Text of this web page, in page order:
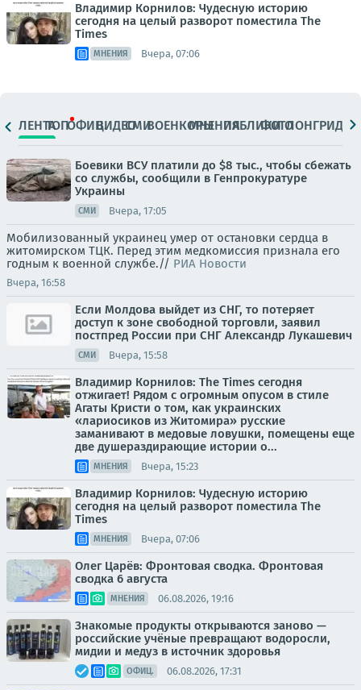
Владимир Корнилов: Чудесную историю
сегодня на целый разворот поместила The
Times
МНЕНИЯ Вчера, 07:06
ЛЕНТАТОПОФИЦ.ВИДЕОСМИВОЕНКОРЫМНЕНИЯПАБЛИКИ
ФОТОЛОНГРИДЫ
Боевики ВСУ платили до $8 тыс., чтобы сбежать
со службы, сообщили в Генпрокуратуре
Украины
СМИ Вчера, 17:05
Мобилизованный украинец умер от остановки сердца в
житомирском ТЦК. Перед этим медкомиссия признала его
годным к военной службе.// РИА Новости
Вчера, 16:58
Если Молдова выйдет из СНГ, то потеряет
доступ к зоне свободной торговли, заявил
постпред России при СНГ Александр Лукашевич
СМИ Вчера, 15:58
Владимир Корнилов: The Times сегодня
отжигает! Рядом с огромным опусом в стиле
Агаты Кристи о том, как украинских
«лариосиков из Житомира» русские
заманивают в медовые ловушки, помещены еще
две душераздирающие истории о...
МНЕНИЯ Вчера, 15:23
Владимир Корнилов: Чудесную историю
сегодня на целый разворот поместила The
Times
МНЕНИЯ Вчера, 07:06
Олег Царёв: Фронтовая сводка. Фронтовая
сводка 6 августа
МНЕНИЯ 06.08.2026, 19:16
Знакомые продукты открываются заново —
российские учёные превращают водоросли,
мидии и медуз в источник здоровья
ОФИЦ. 06.08.2026, 17:31